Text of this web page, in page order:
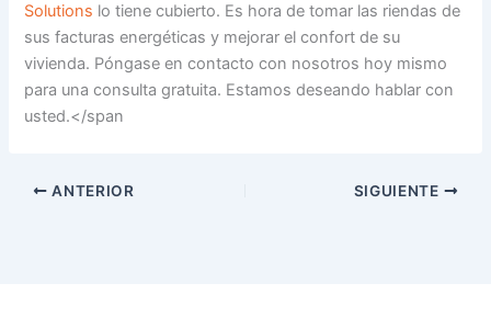
Solutions lo tiene cubierto. Es hora de tomar las riendas de
sus facturas energéticas y mejorar el confort de su
vivienda. Póngase en contacto con nosotros hoy mismo
para una consulta gratuita. Estamos deseando hablar con
usted.</span
ANTERIOR SIGUIENTE